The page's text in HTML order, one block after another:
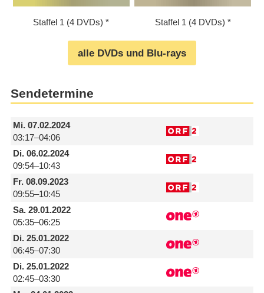
Staffel 1 (4 DVDs) Staffel 1 (4 DVDs)
alle DVDs und Blu-rays
Sendetermine
Mi.07.02.2024
03:17–04:06
Di.06.02.2024
09:54–10:43
Fr.08.09.2023
09:55–10:45
Sa.29.01.2022
05:35–06:25
Di.25.01.2022
06:45–07:30
Di.25.01.2022
02:45–03:30